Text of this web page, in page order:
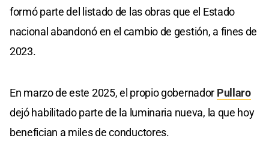
formó parte del listado de las obras que el Estado
nacional abandonó en el cambio de gestión, a fines de
2023.
En marzo de este 2025, el propio gobernador Pullaro
dejó habilitado parte de la luminaria nueva, la que hoy
benefician a miles de conductores.